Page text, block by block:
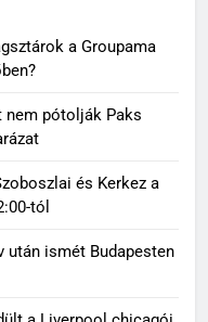
a Groupama
nem pótolják Paks
és Kerkez a
tól
után ismét Budapesten